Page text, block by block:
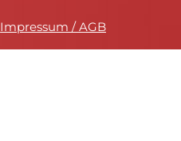
Impressum / AGB